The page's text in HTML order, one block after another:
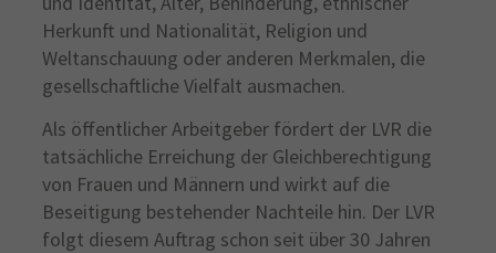
Herkunft und Nationalität, Religion und
Weltanschauung oder anderen Merkmalen, die
gesellschaftliche Vielfalt ausmachen.
Als öffentlicher Arbeitgeber fördert der LVR die
tatsächliche Erreichung der Gleichberechtigung
von Frauen und Männern und wirkt auf die
Beseitigung bestehender Nachteile hin. Der LVR
folgt diesem Auftrag schon seit über 30 Jahren